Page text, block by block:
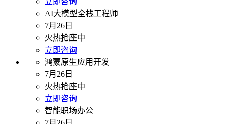
AI大模型全栈工程师
7月26日
火热抢座中
立即咨询
鸿蒙原生应用开发
7月26日
火热抢座中
立即咨询
智能职场办公